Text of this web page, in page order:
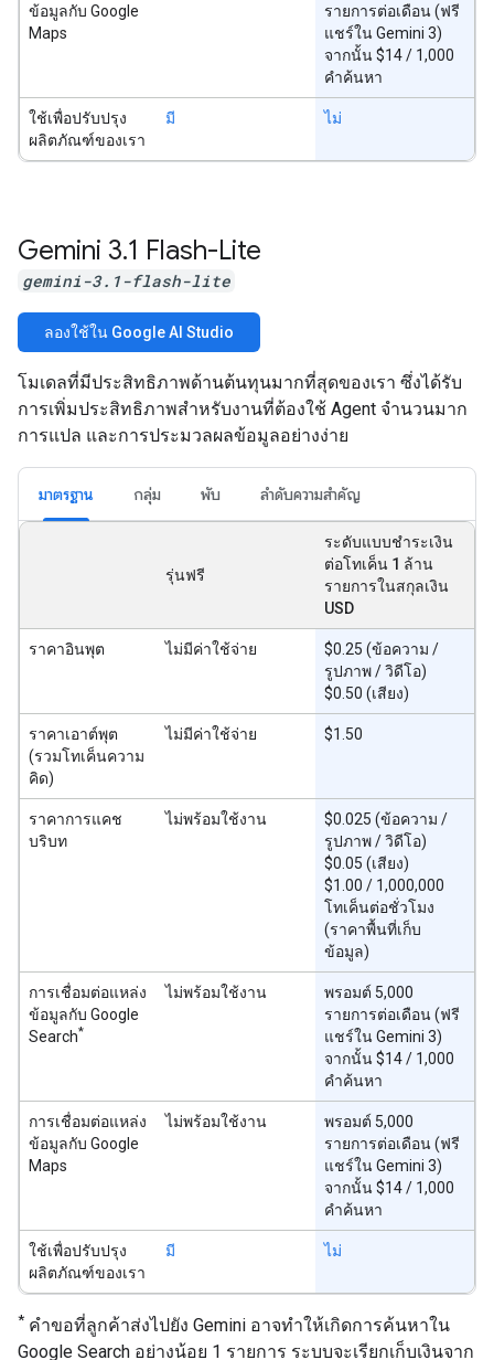
ข้อมูลกับ Google
Maps
รายการต่อเดือน (ฟรี
แชร์ใน Gemini 3)
จากนั้น $14 / 1,000
คำค้นหา
ใช้เพื่อปรับปรุง
ผลิตภัณฑ์ของเรา
มี ไม่
Gemini 3.1 Flash-Lite
gemini-3.1-flash-lite
ลองใช้ใน Google AI Studio
โมเดลที่มีประสิทธิภาพด้านต้นทุนมากที่สุดของเรา ซึ่งได้รับ
การเพิ่มประสิทธิภาพสำหรับงานที่ต้องใช้ Agent จำนวนมาก
การแปล และการประมวลผลข้อมูลอย่างง่าย
มาตรฐาน กลุ่ม พับ ลำดับความสำคัญ
รุ่นฟรี
ระดับแบบชำระเงิน
ต่อโทเค็น 1 ล้าน
รายการในสกุลเงิน
USD
ราคาอินพุต ไม่มีค่าใช้จ่าย
$0.25 (ข้อความ /
รูปภาพ / วิดีโอ)
$0.50 (เสียง)
ราคาเอาต์พุต
(รวมโทเค็นความ
คิด)
ไม่มีค่าใช้จ่าย $1.50
ราคาการแคช
บริบท
ไม่พร้อมใช้งาน
$0.025 (ข้อความ /
รูปภาพ / วิดีโอ)
$0.05 (เสียง)
$1.00 / 1,000,000
โทเค็นต่อชั่วโมง
(ราคาพื้นที่เก็บ
ข้อมูล)
การเชื่อมต่อแหล่ง
ข้อมูลกับ Google
Search*
ไม่พร้อมใช้งาน
พรอมต์ 5,000
รายการต่อเดือน (ฟรี
แชร์ใน Gemini 3)
จากนั้น $14 / 1,000
คำค้นหา
การเชื่อมต่อแหล่ง
ข้อมูลกับ Google
Maps
ไม่พร้อมใช้งาน
พรอมต์ 5,000
รายการต่อเดือน (ฟรี
แชร์ใน Gemini 3)
จากนั้น $14 / 1,000
คำค้นหา
ใช้เพื่อปรับปรุง
ผลิตภัณฑ์ของเรา
มี ไม่
* คำขอที่ลูกค้าส่งไปยัง Gemini อาจทำให้เกิดการค้นหาใน
Google Search อย่างน้อย 1 รายการ ระบบจะเรียกเก็บเงินจาก